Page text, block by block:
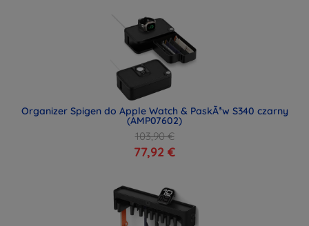
Organizer Spigen do Apple Watch & PaskÃ³w S340 czarny
(AMP07602)
103,90 €
77,92 €